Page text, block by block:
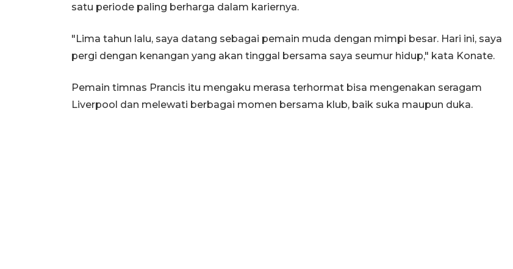
satu periode paling berharga dalam kariernya.
"Lima tahun lalu, saya datang sebagai pemain muda dengan mimpi besar. Hari ini, saya
pergi dengan kenangan yang akan tinggal bersama saya seumur hidup," kata Konate.
Pemain timnas Prancis itu mengaku merasa terhormat bisa mengenakan seragam
Liverpool dan melewati berbagai momen bersama klub, baik suka maupun duka.